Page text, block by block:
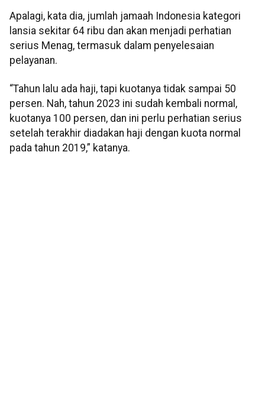
Apalagi, kata dia, jumlah jamaah Indonesia kategori
lansia sekitar 64 ribu dan akan menjadi perhatian
serius Menag, termasuk dalam penyelesaian
pelayanan.
“Tahun lalu ada haji, tapi kuotanya tidak sampai 50
persen. Nah, tahun 2023 ini sudah kembali normal,
kuotanya 100 persen, dan ini perlu perhatian serius
setelah terakhir diadakan haji dengan kuota normal
pada tahun 2019,” katanya.